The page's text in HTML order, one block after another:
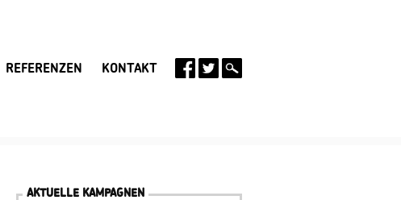
REFERENZEN KONTAKT
AKTUELLE KAMPAGNEN